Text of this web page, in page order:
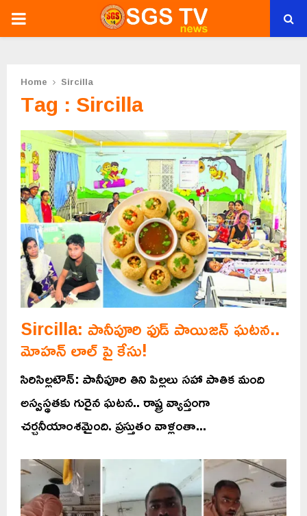
PRIMARY
Home Sircilla
Tag : Sircilla
Sircilla: పానీపూరి ఫుడ్ పాయిజన్ ఘటన..
మోహన్ లాల్ పై కేసు!
సిరిసిల్లటౌన్: పానీపూరి తిని పిల్లలు సహా పాతిక మంది
అస్వస్థతకు గురైన ఘటన.. రాష్ట్ర వ్యాప్తంగా
చర్చనీయాంశమైంది. ప్రస్తుతం వాళ్లంతా...